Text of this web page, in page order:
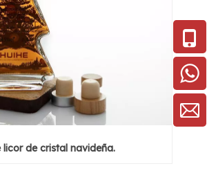
licor de cristal navideña.